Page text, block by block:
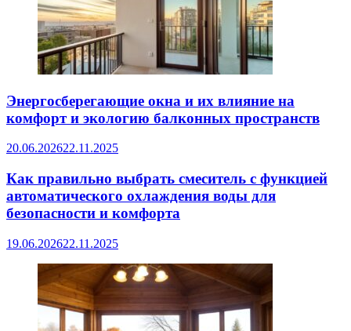
Энергосберегающие окна и их влияние на
комфорт и экологию балконных пространств
20.06.202622.11.2025
Как правильно выбрать смеситель с функцией
автоматического охлаждения воды для
безопасности и комфорта
19.06.202622.11.2025